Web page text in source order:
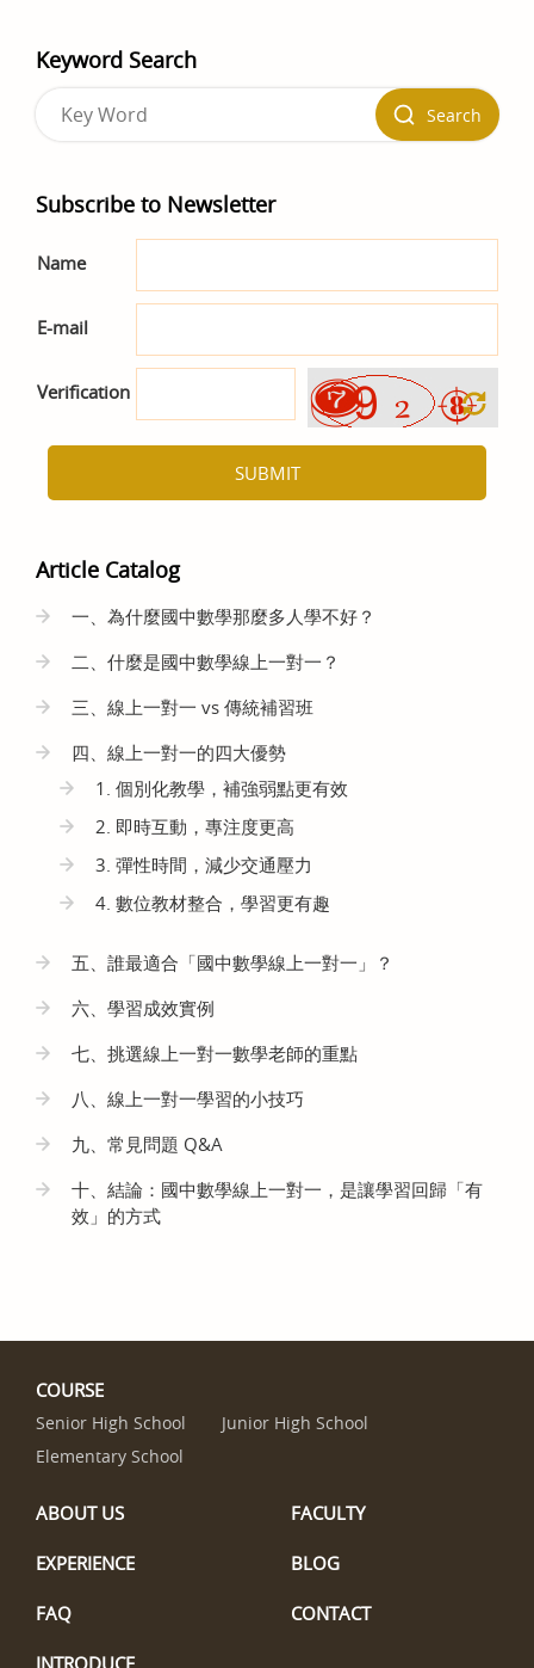
Keyword Search
Search
Subscribe to Newsletter
Name
E-mail
Verification
SUBMIT
Article Catalog
一、為什麼國中數學那麼多人學不好？
二、什麼是國中數學線上一對一？
三、線上一對一 vs 傳統補習班
四、線上一對一的四大優勢
1. 個別化教學，補強弱點更有效
2. 即時互動，專注度更高
3. 彈性時間，減少交通壓力
4. 數位教材整合，學習更有趣
五、誰最適合「國中數學線上一對一」？
六、學習成效實例
七、挑選線上一對一數學老師的重點
八、線上一對一學習的小技巧
九、常見問題 Q&A
十、結論：國中數學線上一對一，是讓學習回歸「有
效」的方式
COURSE
Senior High School
Junior High School
Elementary School
ABOUT US FACULTY
EXPERIENCE BLOG
FAQ CONTACT